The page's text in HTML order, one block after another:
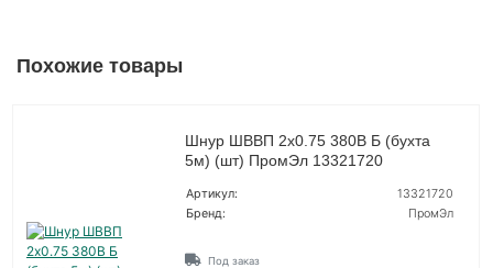
Похожие товары
Шнур ШВВП 2х0.75 380В Б (бухта
5м) (шт) ПромЭл 13321720
Артикул:
13321720
Бренд:
ПромЭл
Под заказ